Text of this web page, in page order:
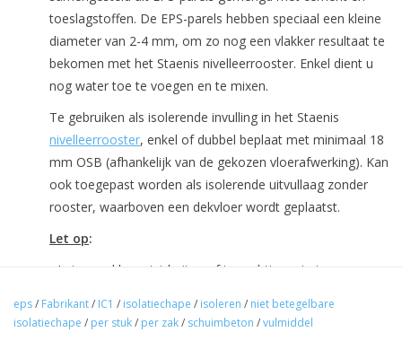
toeslagstoffen. De EPS-parels hebben speciaal een kleine
diameter van 2-4 mm, om zo nog een vlakker resultaat te
bekomen met het Staenis nivelleerrooster. Enkel dient u
nog water toe te voegen en te mixen.
Te gebruiken als isolerende invulling in het Staenis
nivelleerrooster, enkel of dubbel beplaat met minimaal 18
mm OSB (afhankelijk van de gekozen vloerafwerking). Kan
ook toegepast worden als isolerende uitvullaag zonder
rooster, waarboven een dekvloer wordt geplaatst.
Let op:
- Let op zakken niet buiten of in vochtige ruimtes
Benodigde hoeveelheid
eps/ Fabrikant/ IC1 / isolatiechape / isoleren / niet betegelbare
isolatiechape / per stuk/ per zak/ schuimbeton /vulmiddel